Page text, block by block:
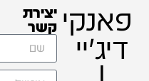
פאנקי
דיג'יי
יצירת
קשר